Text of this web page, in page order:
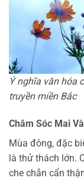
Ý nghĩa văn hóa
truyền miền Bắc
Chăm Sóc Mai
Mùa đông, đặc
là thử thách lớn.
che chắn cẩn